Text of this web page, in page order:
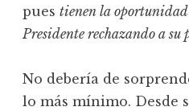
pues tienen la
Presidente rechazando a su
No debería de
lo más mínimo. Desde